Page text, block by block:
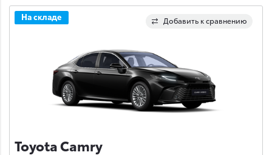
Добавить к сравнению
На складе
Toyota Camry